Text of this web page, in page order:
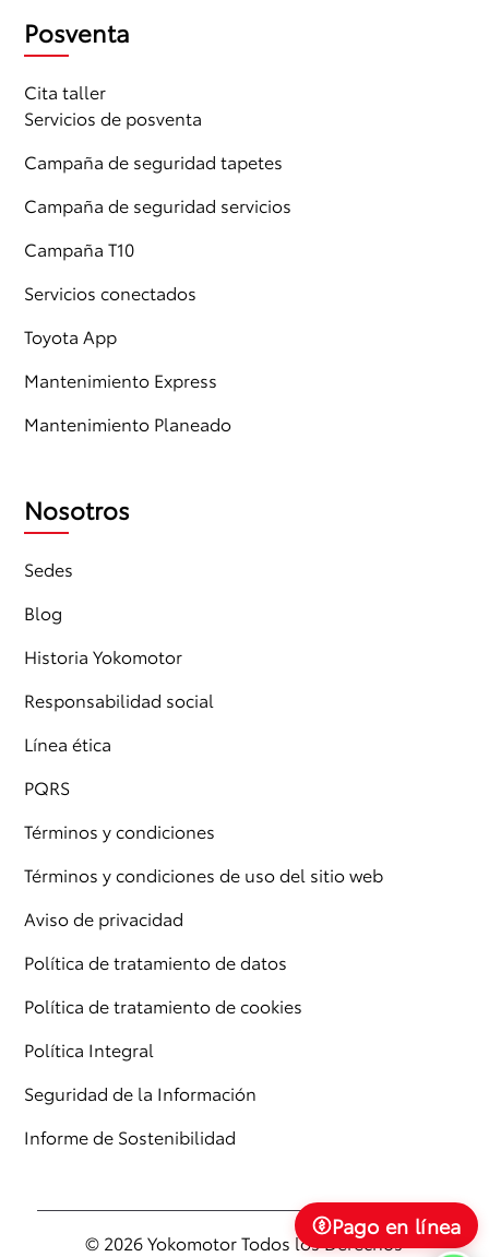
Posventa
Cita taller
Servicios de posventa
Campaña de seguridad tapetes
Campaña de seguridad servicios
Campaña T10
Servicios conectados
Toyota App
Mantenimiento Express
Mantenimiento Planeado
Nosotros
Sedes
Blog
Historia Yokomotor
Responsabilidad social
Línea ética
PQRS
Términos y condiciones
Términos y condiciones de uso del sitio web
Aviso de privacidad
Política de tratamiento de datos
Política de tratamiento de cookies
Política Integral
Seguridad de la Información
Informe de Sostenibilidad
© 2026 Yokomotor Todos los Derechos
Pago en línea